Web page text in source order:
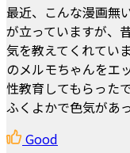
最近、こんな漫画無
が立っていますが、
気を教えてくれてい
のメルモちゃんをエ
性教育してもらった
ふくよかで色気があ
Good